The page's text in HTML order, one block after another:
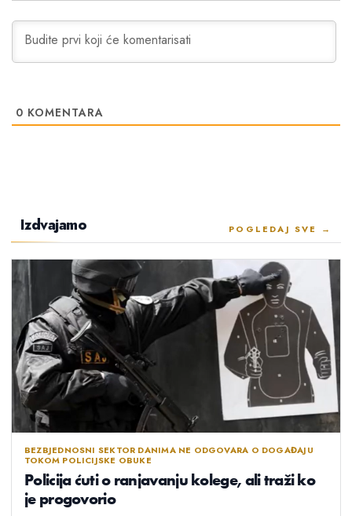
0 KOMENTARA
Izdvajamo POGLEDAJ SVE →
BEZBJEDNOSNI SEKTOR DANIMA NE ODGOVARA O DOGAĐAJU
TOKOM POLICIJSKE OBUKE
Policija ćuti o ranjavanju kolege, ali traži ko
je progovorio